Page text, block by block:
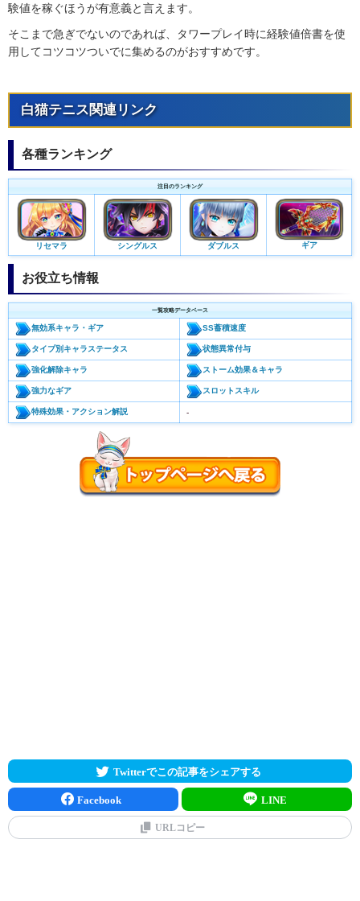
験値を稼ぐほうが有意義と言えます。
そこまで急ぎでないのであれば、タワープレイ時に経験値倍書を使
用してコツコツついでに集めるのがおすすめです。
白猫テニス関連リンク
各種ランキング
注目のランキング
リセマラ シングルス ダブルス ギア
お役立ち情報
一覧攻略データベース
無効系キャラ・ギア SS蓄積速度
タイプ別キャラステータス 状態異常付与
強化解除キャラ ストーム効果＆キャラ
強力なギア スロットスキル
特殊効果・アクション解説 -
Twitterでこの記事をシェアする
Facebook LINE
URLコピー